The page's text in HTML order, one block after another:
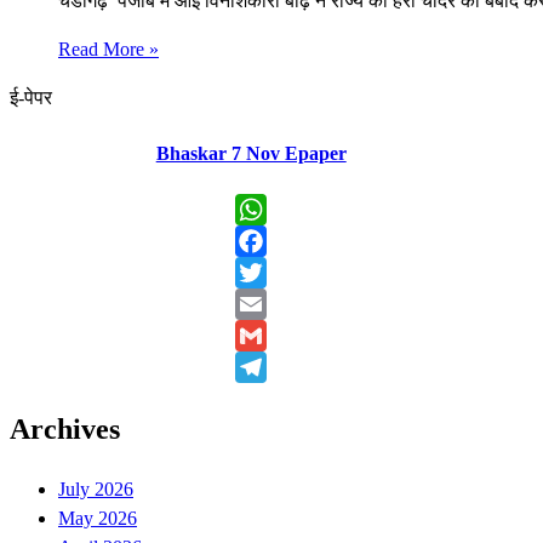
Read More »
ई-पेपर
Bhaskar 7 Nov Epaper
WhatsApp
Facebook
Twitter
Email
Gmail
Archives
July 2026
May 2026